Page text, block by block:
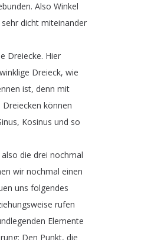
. Also Winkel
sehr dicht miteinander
Dreiecke. Hier
Dreieck, wie
ist, denn mit
Dreiecken können
, Kosinus und so
also die drei nochmal
wir nochmal einen
uns folgendes
rufen
Elemente
: Den Punkt, die